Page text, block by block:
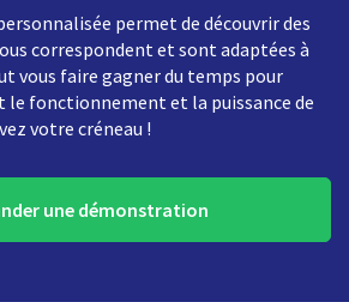
permet de découvrir des
correspondent et sont adaptées à
vous faire gagner du temps pour
le fonctionnement et la puissance de
votre créneau !
une démonstration